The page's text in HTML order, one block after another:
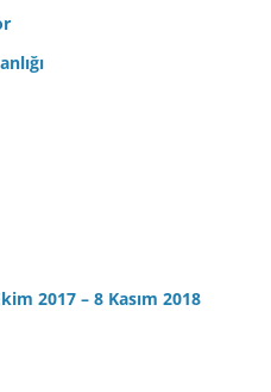
2017 – 8 Kasım 2018